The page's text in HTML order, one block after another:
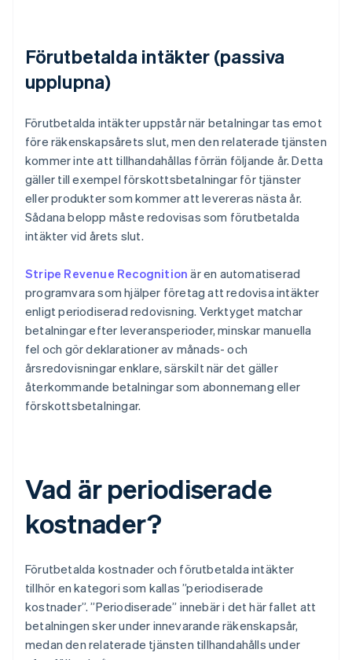
Förutbetalda intäkter (passiva
upplupna)
Förutbetalda intäkter uppstår när betalningar tas emot
före räkenskapsårets slut, men den relaterade tjänsten
kommer inte att tillhandahållas förrän följande år. Detta
gäller till exempel förskottsbetalningar för tjänster
eller produkter som kommer att levereras nästa år.
Sådana belopp måste redovisas som förutbetalda
intäkter vid årets slut.
Stripe Revenue Recognition är en automatiserad
programvara som hjälper företag att redovisa intäkter
enligt periodiserad redovisning. Verktyget matchar
betalningar efter leveransperioder, minskar manuella
fel och gör deklarationer av månads- och
årsredovisningar enklare, särskilt när det gäller
återkommande betalningar som abonnemang eller
förskottsbetalningar.
Vad är periodiserade
kostnader?
Förutbetalda kostnader och förutbetalda intäkter
tillhör en kategori som kallas ”periodiserade
kostnader”. ”Periodiserade” innebär i det här fallet att
betalningen sker under innevarande räkenskapsår,
medan den relaterade tjänsten tillhandahålls under